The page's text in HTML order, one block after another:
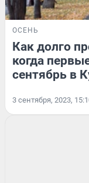
ОСЕНЬ
Как долго
когда
сентябрь в
3 сентября, 2023,